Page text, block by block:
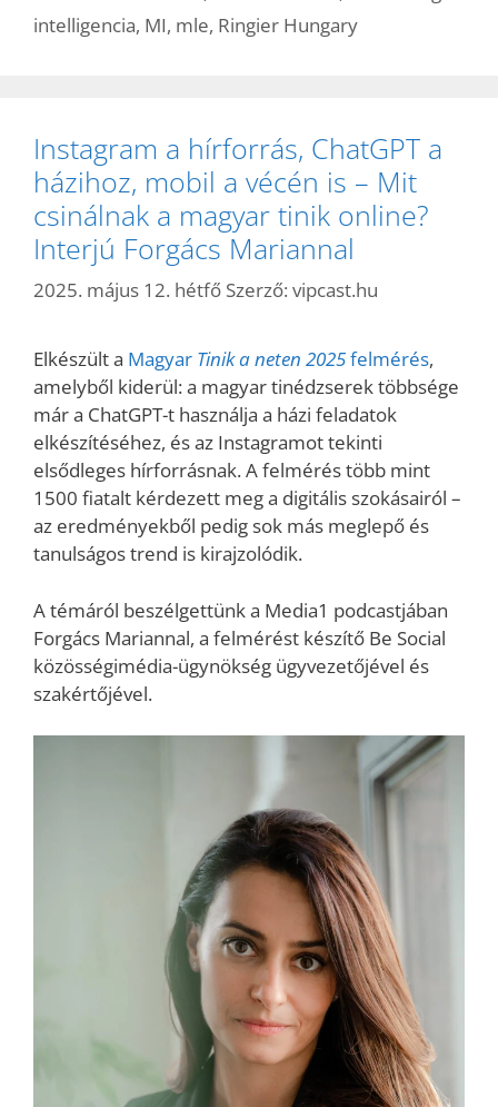
intelligencia, MI, mle, Ringier Hungary
Instagram a hírforrás, ChatGPT a
házihoz, mobil a vécén is – Mit
csinálnak a magyar tinik online?
Interjú Forgács Mariannal
2025. május 12. hétfő Szerző: vipcast.hu
Elkészült a Magyar Tinik a neten 2025felmérés,
amelyből kiderül: a magyar tinédzserek többsége
már a ChatGPT-t használja a házi feladatok
elkészítéséhez, és az Instagramot tekinti
elsődleges hírforrásnak. A felmérés több mint
1500 fiatalt kérdezett meg a digitális szokásairól –
az eredményekből pedig sok más meglepő és
tanulságos trend is kirajzolódik.
A témáról beszélgettünk a Media1 podcastjában
Forgács Mariannal, a felmérést készítő Be Social
közösségimédia-ügynökség ügyvezetőjével és
szakértőjével.